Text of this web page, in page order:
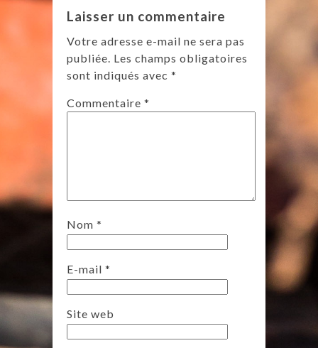
Laisser un commentaire
Votre adresse e-mail ne sera pas
publiée. Les champs obligatoires
sont indiqués avec *
Commentaire *
Nom *
E-mail *
Site web